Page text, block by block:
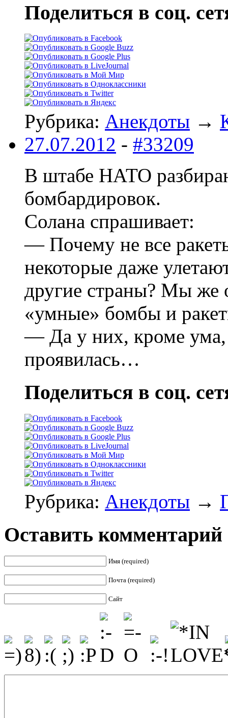
Поделиться в соц.
Рубрика: Анекдоты →
27.07.2012 - #33209
В штабе НАТО
бомбардировок.
Солана спрашивает:
— Почему не все
некоторые даже
другие страны? Мы же
«умные» бомбы и
— Да у них, кроме ума,
проявилась…
Поделиться в соц.
Рубрика: Анекдоты →
Оставить комментарий
Имя (required)
Почта (required)
Сайт